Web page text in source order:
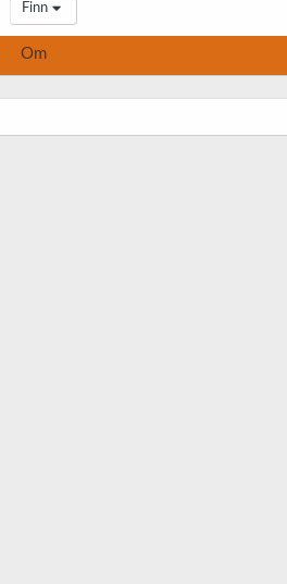
Finn
Om